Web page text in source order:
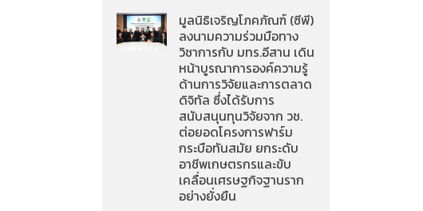
มูลนิธิเจริญโภคภัณฑ์ (ซีพี)
ลงนามความร่วมมือทาง
วิชาการกับ มทร.อีสาน เดิน
หน้าบูรณาการองค์ความรู้
ด้านการวิจัยและการตลาด
ดิจิทัล ซึ่งได้รับการ
สนับสนุนทุนวิจัยจาก วช.
ต่อยอดโครงการฟาร์ม
กระบือทันสมัย ยกระดับ
อาชีพเกษตรกรและขับ
เคลื่อนเศรษฐกิจฐานราก
อย่างยั่งยืน